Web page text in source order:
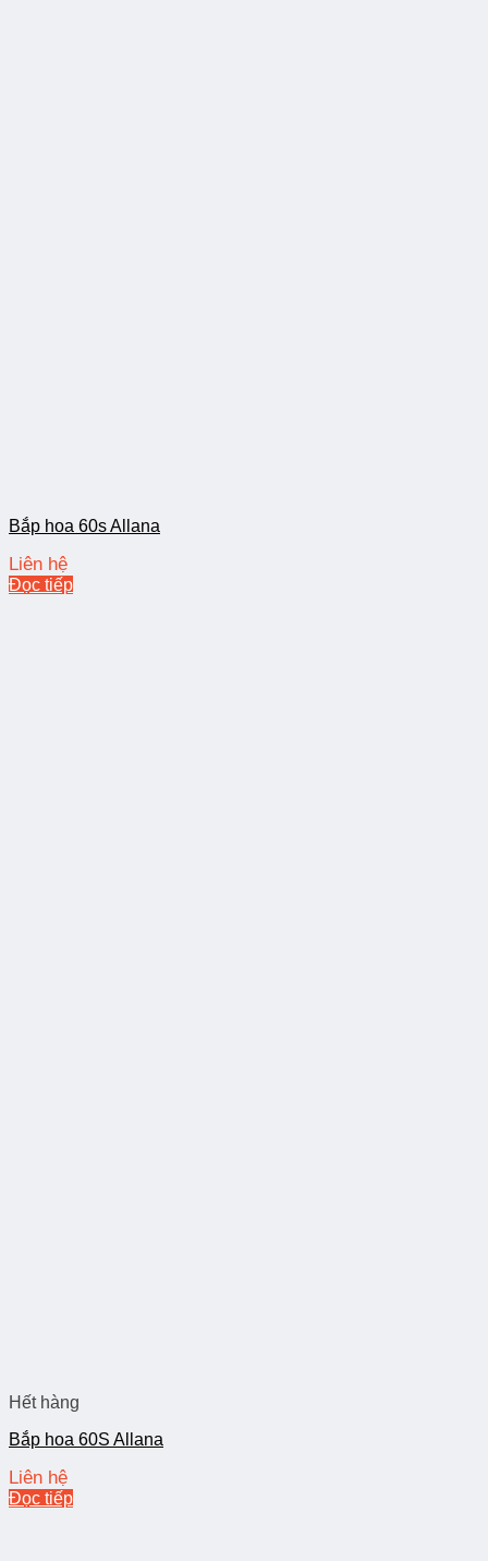
Bắp hoa 60s Allana
Liên hệ
Đọc tiếp
Hết hàng
Bắp hoa 60S Allana
Liên hệ
Đọc tiếp